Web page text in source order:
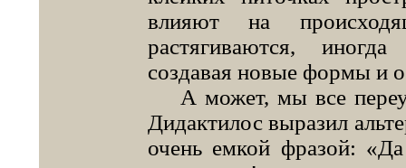
влияют на
растягиваются,
создавая новые формы и
А может, мы все
Дидактилос выразил
очень емкой фразой: